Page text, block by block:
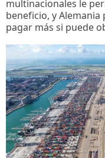
multinacionales le
beneficio, y
pagar más si puede